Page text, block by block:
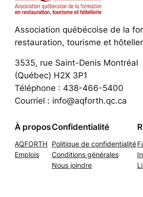
Association québécoise de la
restauration, tourisme et
3535, rue Saint-Denis Montréal
(Québec) H2X 3P1
Téléphone : 438-466-5400
Courriel : info@aqforth.qc.ca
À propos
AQFORTH
Emplois
Confidentialité
Politique de confidentialité
Conditions générales
Nous joindre